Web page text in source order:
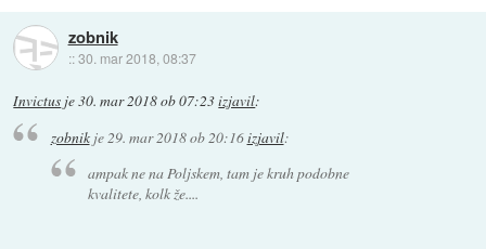
zobnik
::30. mar 2018, 08:37
Invictus je30. mar 2018 ob 07:23izjavil:
zobnikje29. mar 2018 ob 20:16izjavil:
ampak ne na Poljskem, tam je kruh podobne
kvalitete, kolk že....